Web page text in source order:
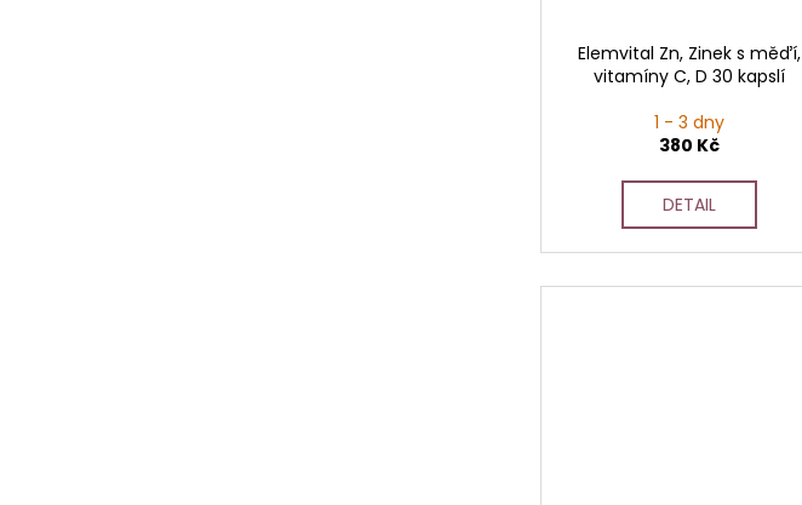
Elemvital Zn, Zinek s měďí,
vitamíny C, D 30 kapslí
1 - 3 dny
380 Kč
DETAIL